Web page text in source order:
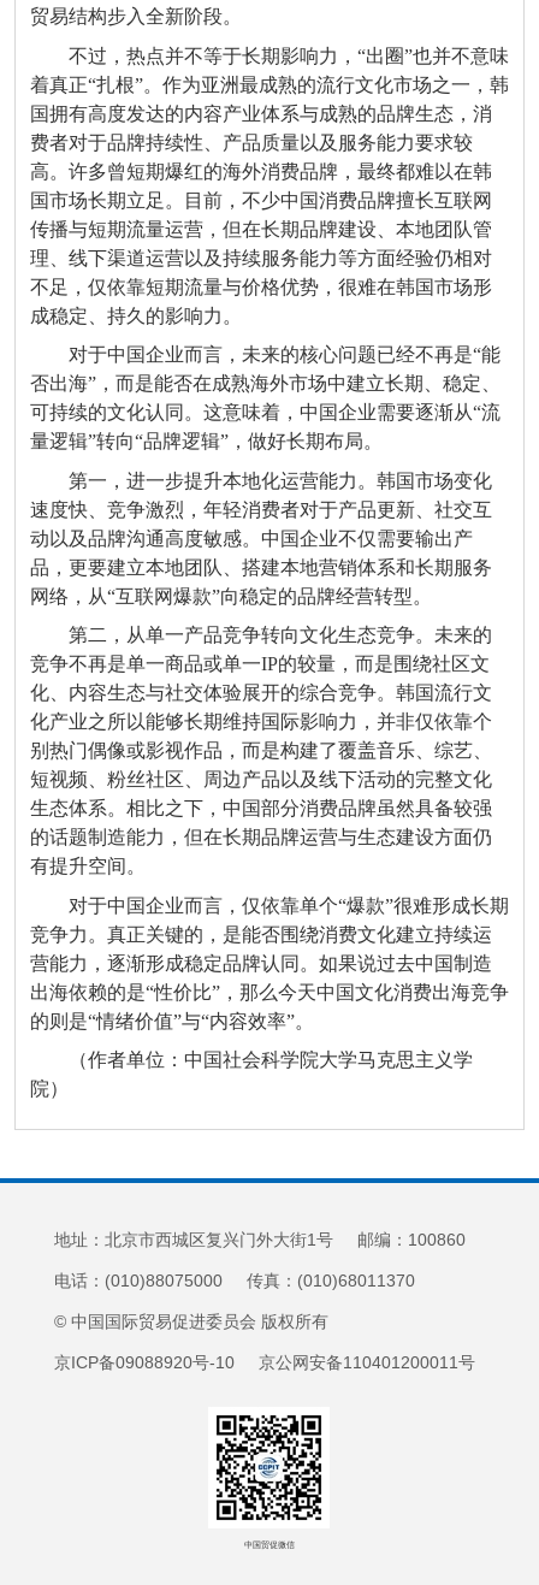
贸易结构步入全新阶段。
不过，热点并不等于长期影响力，“出圈”也并不意味
着真正“扎根”。作为亚洲最成熟的流行文化市场之一，韩
国拥有高度发达的内容产业体系与成熟的品牌生态，消
费者对于品牌持续性、产品质量以及服务能力要求较
高。许多曾短期爆红的海外消费品牌，最终都难以在韩
国市场长期立足。目前，不少中国消费品牌擅长互联网
传播与短期流量运营，但在长期品牌建设、本地团队管
理、线下渠道运营以及持续服务能力等方面经验仍相对
不足，仅依靠短期流量与价格优势，很难在韩国市场形
成稳定、持久的影响力。
对于中国企业而言，未来的核心问题已经不再是“能
否出海”，而是能否在成熟海外市场中建立长期、稳定、
可持续的文化认同。这意味着，中国企业需要逐渐从“流
量逻辑”转向“品牌逻辑”，做好长期布局。
第一，进一步提升本地化运营能力。韩国市场变化
速度快、竞争激烈，年轻消费者对于产品更新、社交互
动以及品牌沟通高度敏感。中国企业不仅需要输出产
品，更要建立本地团队、搭建本地营销体系和长期服务
网络，从“互联网爆款”向稳定的品牌经营转型。
第二，从单一产品竞争转向文化生态竞争。未来的
竞争不再是单一商品或单一IP的较量，而是围绕社区文
化、内容生态与社交体验展开的综合竞争。韩国流行文
化产业之所以能够长期维持国际影响力，并非仅依靠个
别热门偶像或影视作品，而是构建了覆盖音乐、综艺、
短视频、粉丝社区、周边产品以及线下活动的完整文化
生态体系。相比之下，中国部分消费品牌虽然具备较强
的话题制造能力，但在长期品牌运营与生态建设方面仍
有提升空间。
对于中国企业而言，仅依靠单个“爆款”很难形成长期
竞争力。真正关键的，是能否围绕消费文化建立持续运
营能力，逐渐形成稳定品牌认同。如果说过去中国制造
出海依赖的是“性价比”，那么今天中国文化消费出海竞争
的则是“情绪价值”与“内容效率”。
（作者单位：中国社会科学院大学马克思主义学
院）
地址：北京市西城区复兴门外大街1号 邮编：100860
电话：(010)88075000 传真：(010)68011370
© 中国国际贸易促进委员会 版权所有
京ICP备09088920号-10 京公网安备110401200011号
中国贸促微信